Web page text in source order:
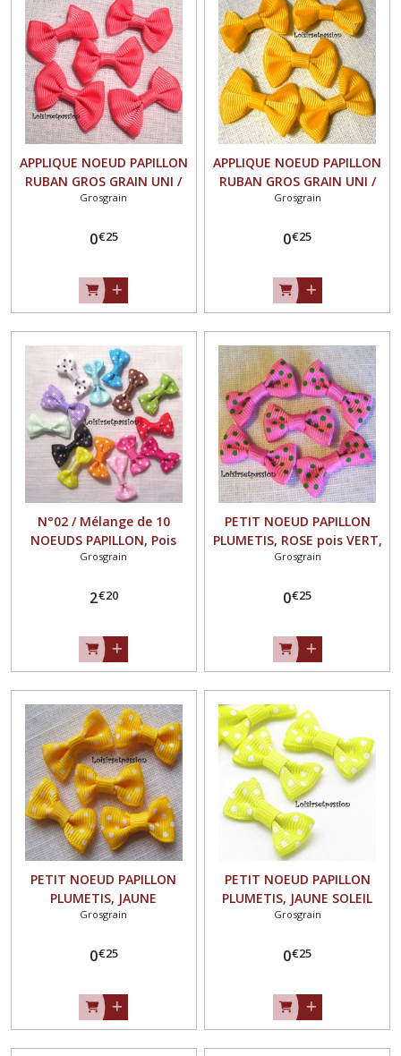
APPLIQUE NOEUD PAPILLON
RUBAN GROS GRAIN UNI /
CORAIL ** 35 X 23 mm **
Grosgrain
0€25
APPLIQUE NOEUD PAPILLON
RUBAN GROS GRAIN UNI /
JAUNE DORÉ ** 35 X 23 mm
Grosgrain
0€25
N°02 / Mélange de 10
NOEUDS PAPILLON, Pois
Plumetis en Ruban Gros
scrapbooking, Carterie
Grosgrain
2€20
PETIT NOEUD PAPILLON
PLUMETIS, ROSE pois VERT,
Applique en Ruban Gros
l'unité, Couture,
N°02
Grosgrain
0€25
PETIT NOEUD PAPILLON
PLUMETIS, JAUNE
TOURNESOL pois BLANC,
Grain, 25 x 15 mm, Vendu à
scrapbooking, Carterie -
N°02
Grosgrain
0€25
PETIT NOEUD PAPILLON
PLUMETIS, JAUNE SOLEIL
pois BLANC, Applique en
mm, Vendu à l'unité,
Carterie - N°02
Grosgrain
0€25
Sequin
(74)
Dentelle
(9)
Divers
(10)